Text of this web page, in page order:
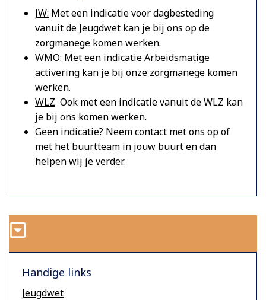
JW: Met een indicatie voor dagbesteding
vanuit de Jeugdwet kan je bij ons op de
zorgmanege komen werken.
WMO: Met een indicatie Arbeidsmatige
activering kan je bij onze zorgmanege komen
werken.
WLZ Ook met een indicatie vanuit de WLZ kan
je bij ons komen werken.
Geen indicatie? Neem contact met ons op of
met het buurtteam in jouw buurt en dan
helpen wij je verder.
Handige links
Jeugdwet